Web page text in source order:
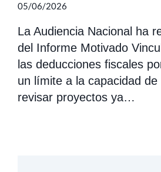
05/06/2026
La Audiencia Nacional ha
del Informe Motivado
las deducciones fiscales
un límite a la capacidad
revisar proyectos ya…